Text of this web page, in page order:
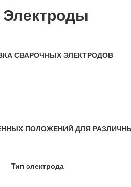
Электроды
СВАРОЧНЫХ ЭЛЕКТРОДОВ
ПОЛОЖЕНИЙ ДЛЯ
Тип электрода